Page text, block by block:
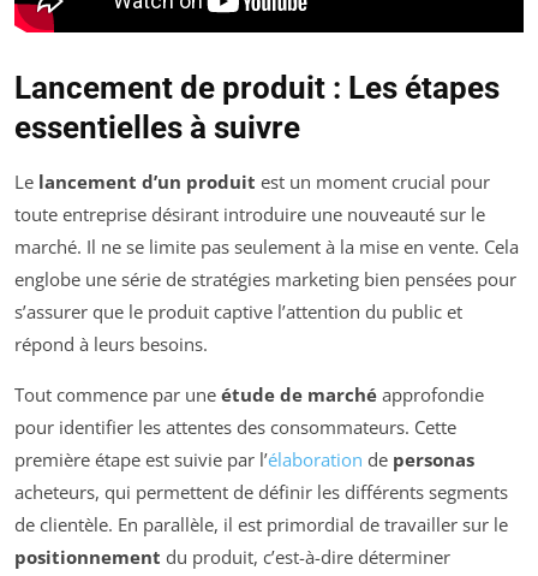
Lancement de produit : Les étapes
essentielles à suivre
Le lancement d’un produit est un moment crucial pour
toute entreprise désirant introduire une nouveauté sur le
marché. Il ne se limite pas seulement à la mise en vente. Cela
englobe une série de stratégies marketing bien pensées pour
s’assurer que le produit captive l’attention du public et
répond à leurs besoins.
Tout commence par une étude de marché approfondie
pour identifier les attentes des consommateurs. Cette
première étape est suivie par l’élaboration de personas
acheteurs, qui permettent de définir les différents segments
de clientèle. En parallèle, il est primordial de travailler sur le
positionnement du produit, c’est-à-dire déterminer